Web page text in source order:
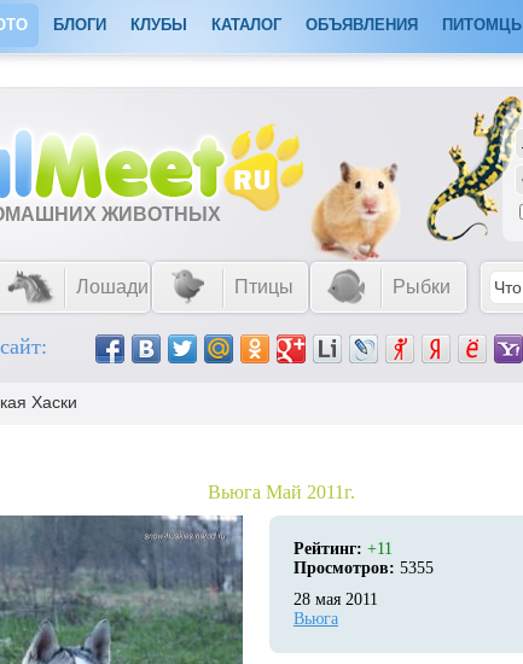
БЛОГИ КЛУБЫ КАТАЛОГ ОБЪЯВЛЕНИЯ ПИТОМЦЫ
ЖИВОТНЫХ
Лошади Птицы Рыбки
Хаски
Вьюга Май 2011г.
Рейтинг: +11
Просмотров: 5355
28 мая 2011
Вьюга